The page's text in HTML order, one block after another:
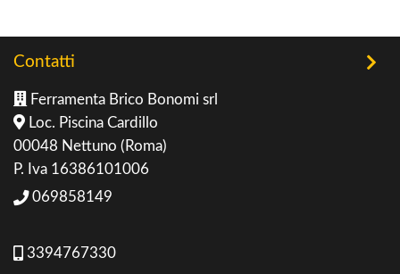
Contatti
Ferramenta Brico Bonomi srl
Loc. Piscina Cardillo
00048 Nettuno (Roma)
P. Iva 16386101006
069858149
3394767330